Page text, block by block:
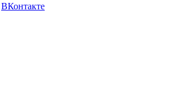
ВКонтакте